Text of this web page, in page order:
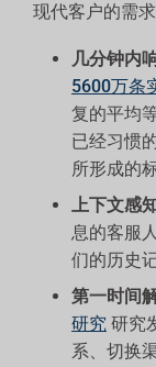
现代客户的需求
几分钟内
5600万条
复的平均
已经习惯
所形成的
上下文感
息的客服
们的历史记
第一时间
研究 研究
系、切换